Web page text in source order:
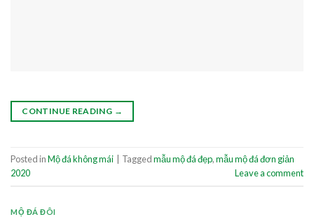
CONTINUE READING →
Posted inMộ đá không mái Taggedmẫu mộ đá đẹp,mẫu mộ đá đơn giản
2020
Leave a comment
MỘ ĐÁ ĐÔI